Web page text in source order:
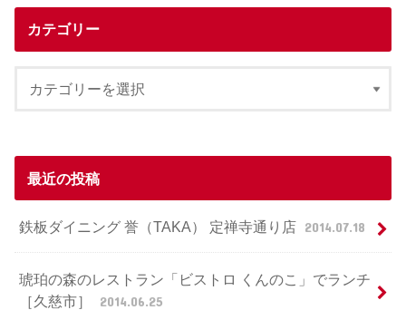
カテゴリー
最近の投稿
鉄板ダイニング 誉（TAKA） 定禅寺通り店 2014.07.18
琥珀の森のレストラン「ビストロ くんのこ」でランチ
［久慈市］
2014.06.25